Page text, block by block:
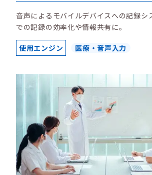
音声によるモバイルデバイスへの記録シ
での記録の効率化や情報共有に。
使用エンジン 医療・音声入力